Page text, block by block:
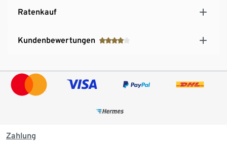
Ratenkauf
Kundenbewertungen
Zahlung